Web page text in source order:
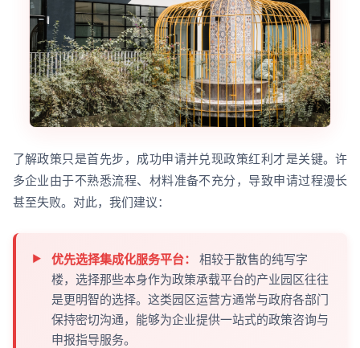
了解政策只是首先步，成功申请并兑现政策红利才是关键。许
多企业由于不熟悉流程、材料准备不充分，导致申请过程漫长
甚至失败。对此，我们建议：
优先选择集成化服务平台：
相较于散售的纯写字
楼，选择那些本身作为政策承载平台的产业园区往往
是更明智的选择。这类园区运营方通常与政府各部门
保持密切沟通，能够为企业提供一站式的政策咨询与
申报指导服务。